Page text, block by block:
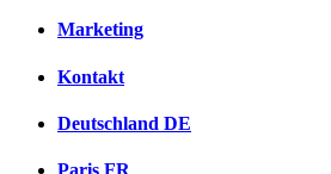
Marketing
Kontakt
Deutschland DE